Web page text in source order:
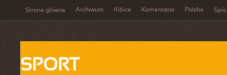
Strona główna Archiwum Kibice Komentator Polska Spis
SPORT